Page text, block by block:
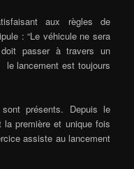
aux règles de
: “Le véhicule ne sera
passer à travers un
le lancement est toujours
présents. Depuis le
la première et unique fois
assiste au lancement